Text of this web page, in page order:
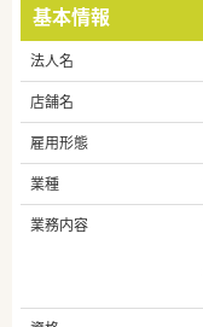
基本情報
法人名
店舗名
雇用形態
業種
業務内容